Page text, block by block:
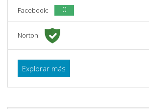
Facebook: 0
Norton:
Explorar más